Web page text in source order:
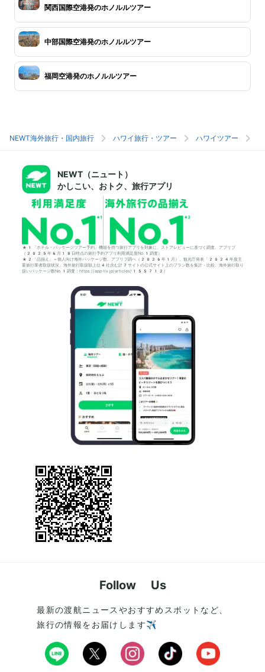
関西国際空港発のホノルルツアー
中部国際空港発のホノルルツアー
福岡空港発のホノルルツアー
NEWT海外旅行・国内旅行 ハワイ旅行・ツアー ハワイツアー
NEWT（ニュート）
かしこい、おトク、旅行アプリ
*1「ホテル・パッケージツアー予約」機能を持つ旅行アプリを対象に、ストアレビューに基づく調査。アプリブ
（2025年6月18日時点の旅行予約アプリ利用満足度No.1調査）
*2「品揃え」＝個人向け海外パッケージ数。アプリブ調べ（2026年1月）。観光庁発表「2024年度主
要旅行業者取扱状況」海外旅行取扱額上位4社含む計7サイトの公式サイト上のプラン数を集計・比較。海外旅行取り
扱いパッケージ数No.1調査：https://app-liv.jp/articles/155712/
Follow Us
最新の渡航ニュースやおすすめスポットなど、
旅行の情報をお届けします✈️